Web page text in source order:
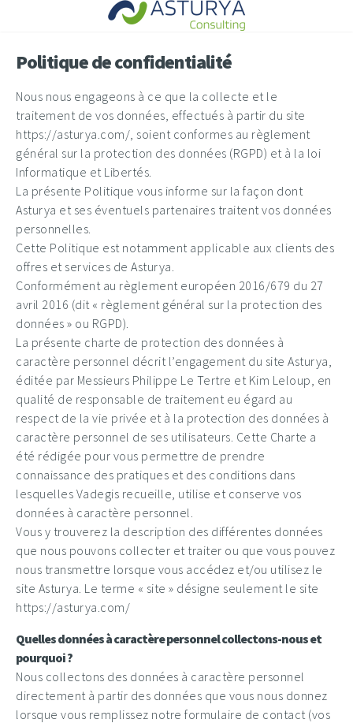
Politique de confidentialité
Nous nous engageons à ce que la collecte et le
traitement de vos données, effectués à partir du site
https://asturya.com/, soient conformes au règlement
général sur la protection des données (RGPD) et à la loi
Informatique et Libertés.
La présente Politique vous informe sur la façon dont
Asturya et ses éventuels partenaires traitent vos données
personnelles.
Cette Politique est notamment applicable aux clients des
offres et services de Asturya.
Conformément au règlement européen 2016/679 du 27
avril 2016 (dit « règlement général sur la protection des
données » ou RGPD).
La présente charte de protection des données à
caractère personnel décrit l’engagement du site Asturya,
éditée par Messieurs Philippe Le Tertre et Kim Leloup, en
qualité de responsable de traitement eu égard au
respect de la vie privée et à la protection des données à
caractère personnel de ses utilisateurs. Cette Charte a
été rédigée pour vous permettre de prendre
connaissance des pratiques et des conditions dans
lesquelles Vadegis recueille, utilise et conserve vos
données à caractère personnel.
Vous y trouverez la description des différentes données
que nous pouvons collecter et traiter ou que vous pouvez
nous transmettre lorsque vous accédez et/ou utilisez le
site Asturya. Le terme « site » désigne seulement le site
https://asturya.com/
Quelles données à caractère personnel collectons-nous et
pourquoi ?
Nous collectons des données à caractère personnel
directement à partir des données que vous nous donnez
lorsque vous remplissez notre formulaire de contact (vos